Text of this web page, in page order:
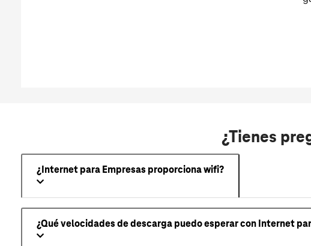
¿Tienes
¿Internet para Empresas proporciona wifi?
¿Qué velocidades de descarga puedo esperar con Internet